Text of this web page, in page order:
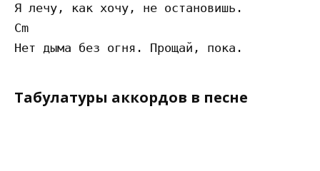
Я лечу, как хочу, не остановишь.
Cm
Табулатуры аккордов в песне